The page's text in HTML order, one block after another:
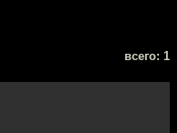
всего: 1